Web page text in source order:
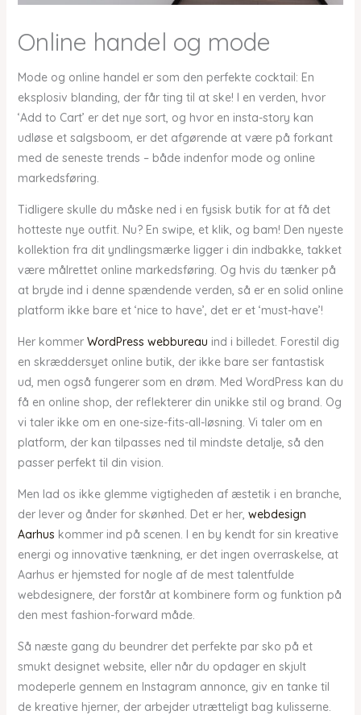
Online handel og mode
Mode og online handel er som den perfekte cocktail: En
eksplosiv blanding, der får ting til at ske! I en verden, hvor
‘Add to Cart’ er det nye sort, og hvor en insta-story kan
udløse et salgsboom, er det afgørende at være på forkant
med de seneste trends – både indenfor mode og online
markedsføring.
Tidligere skulle du måske ned i en fysisk butik for at få det
hotteste nye outfit. Nu? En swipe, et klik, og bam! Den nyeste
kollektion fra dit yndlingsmærke ligger i din indbakke, takket
være målrettet online markedsføring. Og hvis du tænker på
at bryde ind i denne spændende verden, så er en solid online
platform ikke bare et ‘nice to have’, det er et ‘must-have’!
Her kommer WordPress webbureau ind i billedet. Forestil dig
en skræddersyet online butik, der ikke bare ser fantastisk
ud, men også fungerer som en drøm. Med WordPress kan du
få en online shop, der reflekterer din unikke stil og brand. Og
vi taler ikke om en one-size-fits-all-løsning. Vi taler om en
platform, der kan tilpasses ned til mindste detalje, så den
passer perfekt til din vision.
Men lad os ikke glemme vigtigheden af æstetik i en branche,
der lever og ånder for skønhed. Det er her, webdesign
Aarhus kommer ind på scenen. I en by kendt for sin kreative
energi og innovative tænkning, er det ingen overraskelse, at
Aarhus er hjemsted for nogle af de mest talentfulde
webdesignere, der forstår at kombinere form og funktion på
den mest fashion-forward måde.
Så næste gang du beundrer det perfekte par sko på et
smukt designet website, eller når du opdager en skjult
modeperle gennem en Instagram annonce, giv en tanke til
de kreative hjerner, der arbejder utrætteligt bag kulisserne.